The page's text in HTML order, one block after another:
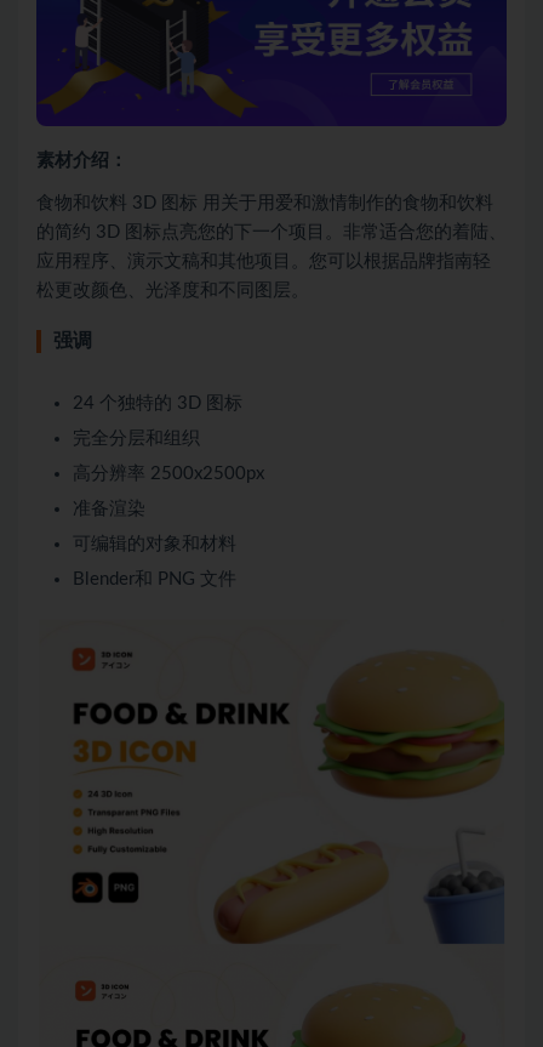
素材介绍：
食物和饮料 3D 图标 用关于用爱和激情制作的食物和饮料
的简约 3D 图标点亮您的下一个项目。非常适合您的着陆、
应用程序、演示文稿和其他项目。您可以根据品牌指南轻
松更改颜色、光泽度和不同图层。
强调
24 个独特的 3D 图标
完全分层和组织
高分辨率 2500x2500px
准备渲染
可编辑的对象和材料
Blender和 PNG 文件